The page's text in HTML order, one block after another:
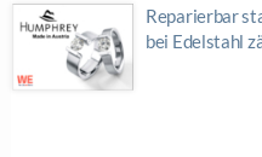
Reparierbar
bei Edelstahl